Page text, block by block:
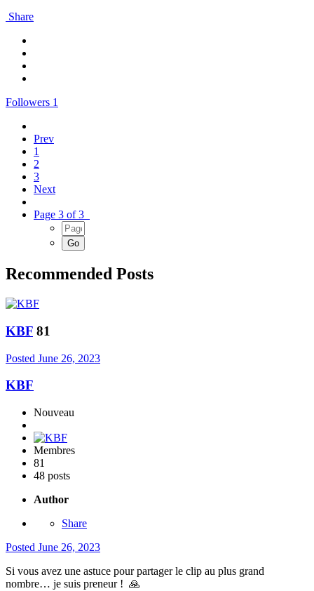
Share
Followers 1
Prev
1
2
3
Next
Page 3 of 3
Recommended Posts
KBF 81
Posted June 26, 2023
KBF
Nouveau
Membres
81
48 posts
Author
Share
Posted June 26, 2023
Si vous avez une astuce pour partager le clip au plus grand
nombre… je suis preneur ! 🙏